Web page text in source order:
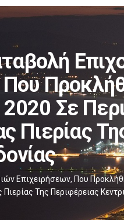
Σε
Πιερίας
Επιχειρήσεων, Που
Της Περιφέρειας